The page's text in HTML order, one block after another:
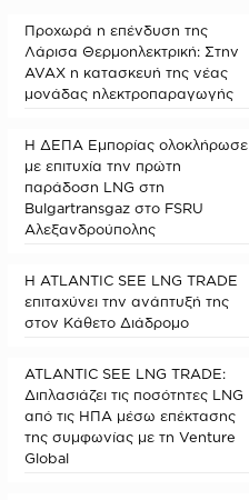
Προχωρά η επένδυση της
Λάρισα Θερμοηλεκτρική: Στην
AVAX η κατασκευή της νέας
μονάδας ηλεκτροπαραγωγής
Η ΔΕΠΑ Εμπορίας ολοκλήρωσε
με επιτυχία την πρώτη
παράδοση LNG στη
Bulgartransgaz στο FSRU
Αλεξανδρούπολης
Η ATLANTIC SEE LNG TRADE
επιταχύνει την ανάπτυξή της
στον Κάθετο Διάδρομο
ATLANTIC SEE LNG TRADE:
Διπλασιάζει τις ποσότητες LNG
από τις ΗΠΑ μέσω επέκτασης
της συμφωνίας με τη Venture
Global